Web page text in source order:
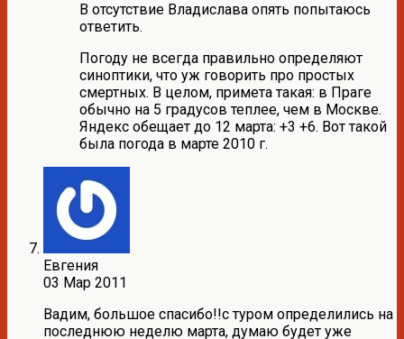
В отсутствие Владислава опять попытаюсь
ответить.
Погоду не всегда правильно определяют
синоптики, что уж говорить про простых
смертных. В целом, примета такая: в Праге
обычно на 5 градусов теплее, чем в Москве.
Яндекс обещает до 12 марта: +3 +6. Вот такой
была погода в марте 2010 г.
Евгения
03 Мар 2011
Вадим, большое спасибо!!с туром определились на
последнюю неделю марта, думаю будет уже